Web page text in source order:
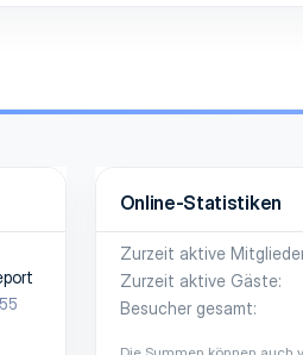
Online-Statistiken
Zurzeit aktive
Zurzeit aktive Gäste
Besucher gesamt